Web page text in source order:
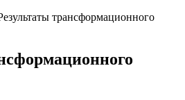
трансформационного